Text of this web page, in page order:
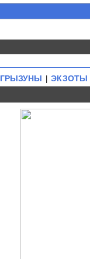
ГРЫЗУНЫ ЭКЗОТЫ